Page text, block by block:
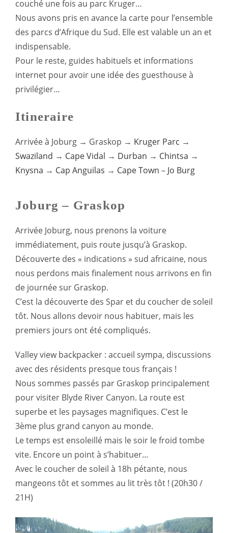
couché une fois au parc Kruger…
Nous avons pris en avance la carte pour l’ensemble
des parcs d’Afrique du Sud. Elle est valable un an et
indispensable.
Pour le reste, guides habituels et informations
internet pour avoir une idée des guesthouse à
privilégier…
Itineraire
Arrivée à Joburg → Graskop → Kruger Parc →
Swaziland → Cape Vidal → Durban → Chintsa →
Knysna → Cap Anguilas → Cape Town – Jo Burg
Joburg – Graskop
Arrivée Joburg, nous prenons la voiture
immédiatement, puis route jusqu’à Graskop.
Découverte des « indications » sud africaine, nous
nous perdons mais finalement nous arrivons en fin
de journée sur Graskop.
C’est la découverte des Spar et du coucher de soleil
tôt. Nous allons devoir nous habituer, mais les
premiers jours ont été compliqués.
Valley view backpacker : accueil sympa, discussions
avec des résidents presque tous français !
Nous sommes passés par Graskop principalement
pour visiter Blyde River Canyon. La route est
superbe et les paysages magnifiques. C’est le
3ème plus grand canyon au monde.
Le temps est ensoleillé mais le soir le froid tombe
vite. Encore un point à s’habituer…
Avec le coucher de soleil à 18h pétante, nous
mangeons tôt et sommes au lit très tôt ! (20h30 /
21H)